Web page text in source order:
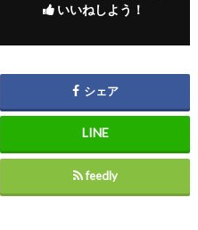
いいねしよう！
シェア
feedly